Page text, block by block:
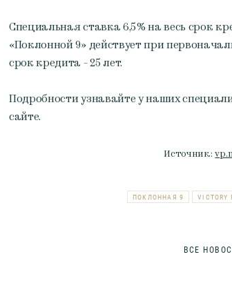
Специальная ставка 6,5% на весь срок
«Поклонной 9» действует при
срок кредита - 25 лет.
Подробности узнавайте у наших
сайте.
Источник:
ПОКЛОННАЯ 9 VICTORY
ВСЕ